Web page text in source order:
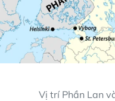
Vị trí Phần Lan